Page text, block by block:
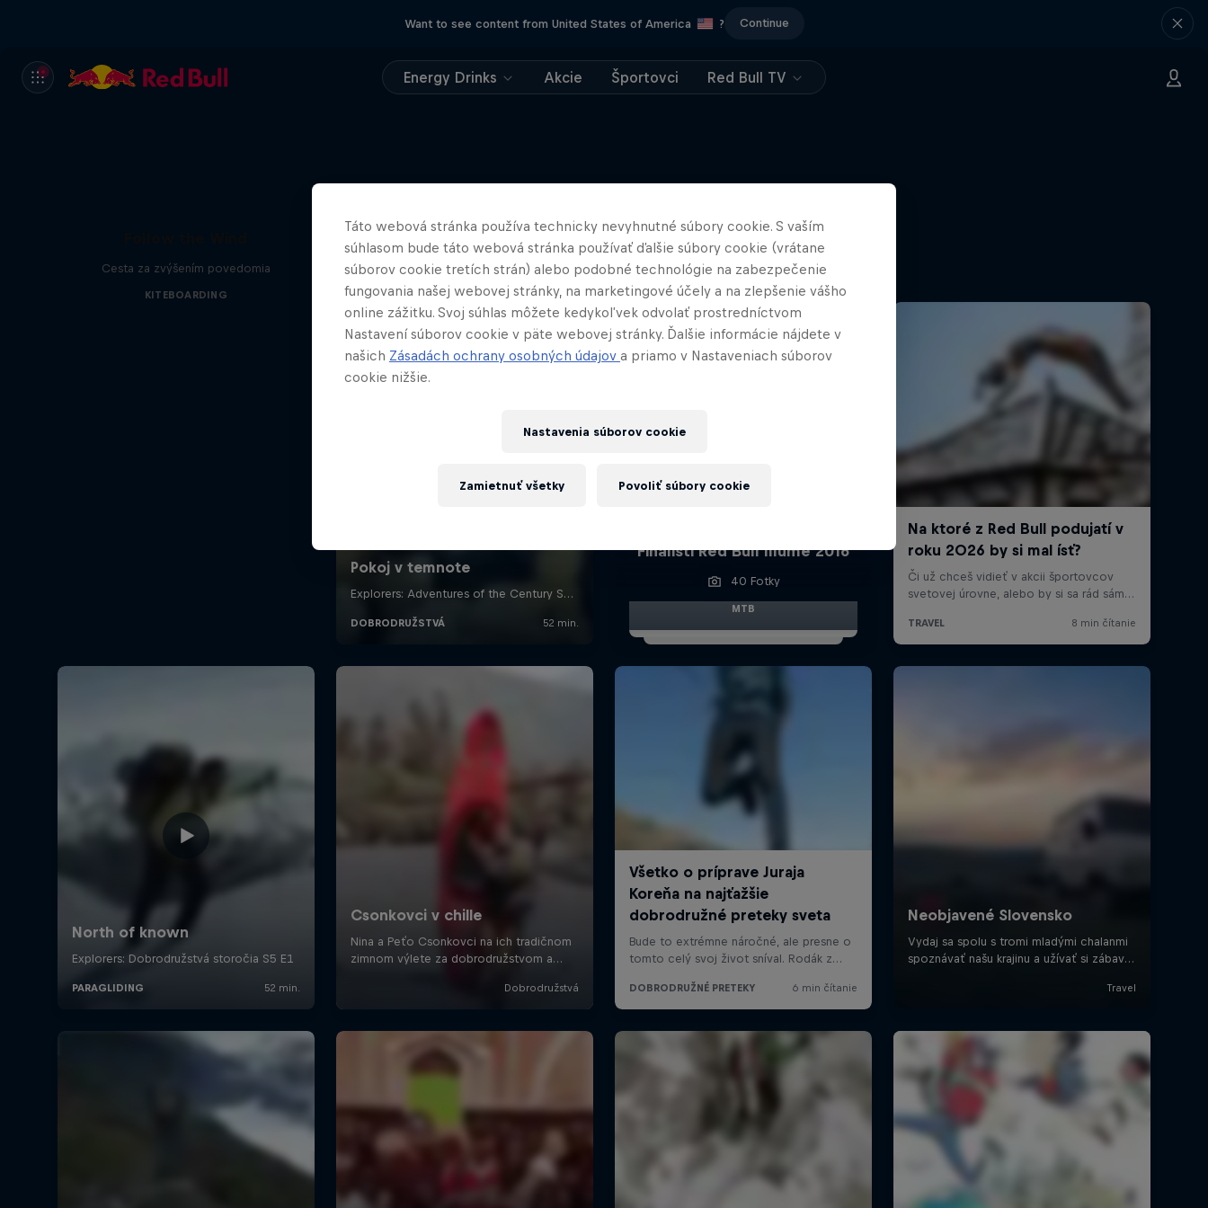
Want to see content from United States of America ? Continue
Energy Drinks Akcie Športovci Red Bull TV
Viac
Cesta za zvýšením povedomia
KITEBOARDING
Finalisti Red Bull Illume 2016
40 Fotky
MTB
Táto webová stránka používa technicky nevyhnutné súbory cookie. S vaším
súhlasom bude táto webová stránka používať ďalšie súbory cookie (vrátane
súborov cookie tretích strán) alebo podobné technológie na zabezpečenie
fungovania našej webovej stránky, na marketingové účely a na zlepšenie vášho
online zážitku. Svoj súhlas môžete kedykoľvek odvolať prostredníctvom
Nastavení súborov cookie v päte webovej stránky. Ďalšie informácie nájdete v
našich Zásadách ochrany osobných údajov a priamo v Nastaveniach súborov
cookie nižšie.
Nastavenia súborov cookie
Zamietnuť všetky Povoliť súbory cookie